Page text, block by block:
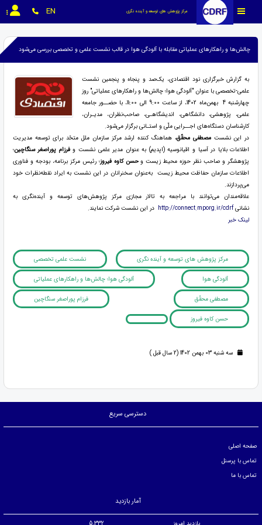
مرکز پژوهش های توسعه و آینده نگری EN
چالش‌ها و راهکارهای عملیاتی مقابله با آلودگی هوا در قالب نشست علمی و تخصصی بررسی می‌شود
به گزارش خبرگزاری نود اقتصادی، یک‌صد و پنجاه و پنجمین نشست
علمی-تخصصی با عنوان "آلودگی هوا؛ چالش‌ها و راهکارهای عملیاتی" روز
چهارشنبه 4 بهمن‌ماه 1402، از ساعت 9:00 الی 11:00، با حضــور جامعه
علمی، پژوهشی، دانشگاهی، اندیشگاهـی، صاحب‌نظران، مدیـران،
کارشناسان دستگاه‌های اجــرایی ملّی و استـانی برگزار می‌شود.
در این نشستمصطفی محقّق، هماهنگ ‌کننده ارشد مرکز سازمان ملل متحّد برای توسعه مدیریت
اطلاعات بلایا در آسیا و اقیانوسیه (اپدیم) به عنوان مدیر علمی نشست وفرزام پوراصغر سنگاچین؛
پژوهشگر و صاحب نظر حوزه محیط زیست وحسن کاوه فیروز؛ رئیس مرکز برنامه، بودجه و فناوری
اطلاعات سازمان حفاظت محیط زیست به‌عنوان سخنرانان در این نشست به ایراد نقطه‌نظرات خود
می‌پردازند.
علاقه‌مندان می‌توانند با مراجعه به تالار مجازی مرکز پژوهش‌های توسعه و آینده‌نگری به
نشانی http://connect.mporg.ir/cdrf در این نشست شرکت نمایند.
لینک خبر
مرکز پژوهش های توسعه و آینده نگری نشست علمی تخصصی
آلودگی هوا آلودگی هوا؛ چالش‌ها و راهکارهای عملیاتی
مصطفی محقّق فرزام پوراصغر سنگاچین
حسن کاوه فیروز
سه شنبه 03 بهمن 1402 (2 سال قبل )
دسترسی سریع
صفحه اصلی
تماس با پرسنل
تماس با ما
آمار بازدید
بازدید امروز 5,332